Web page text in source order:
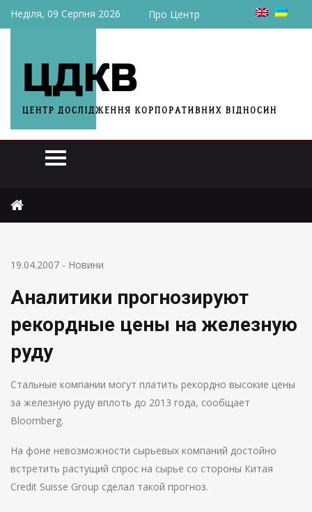
Неділя, 09 Серпня 2026 Про Центр
Аналитики прогнозируют рекордные цены на железную руду
19.04.2007 - Новини
Аналитики прогнозируют
рекордные цены на железную
руду
Стальные компании могут платить рекордно высокие цены
за железную руду вплоть до 2013 года, сообщает
Bloоmberg.
На фоне невозможности сырьевых компаний достойно
встретить растущий спрос на сырье со стороны Китая
Credit Suisse Group сделал такой прогноз.